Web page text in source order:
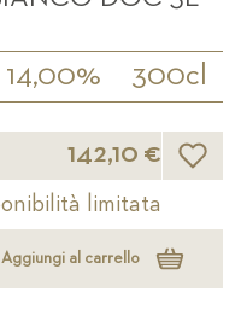
14,00% 300cl
142,10 €
limitata
Aggiungi al carrello